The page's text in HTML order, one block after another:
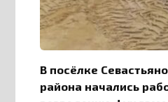
В посёлке
района начались